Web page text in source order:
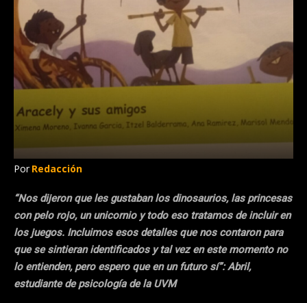
Por Redacción
“Nos dijeron que les gustaban los dinosaurios, las princesas
con pelo rojo, un unicornio y todo eso tratamos de incluir en
los juegos. Incluimos esos detalles que nos contaron para
que se sintieran identificados y tal vez en este momento no
lo entienden, pero espero que en un futuro sí”: Abril,
estudiante de psicología de la UVM